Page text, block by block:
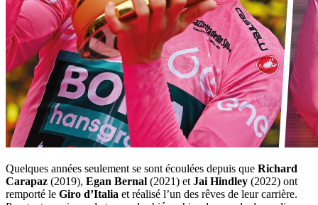
Quelques années seulement se sont écoulées depuis que Richard
Carapaz (2019), Egan Bernal (2021) etJai Hindley (2022) ont
remporté le Giro d’Italia et réalisé l’un des rêves de leur carrière.